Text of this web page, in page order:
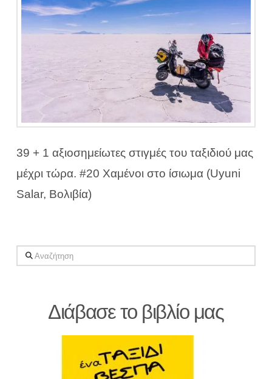
39 + 1 αξιοσημείωτες στιγμές του ταξιδιού μας
μέχρι τώρα. #20 Χαμένοι στο ίσιωμα (Uyuni
Salar, Βολιβία)
Αναζήτηση
Διάβασε το βιβλίο μας